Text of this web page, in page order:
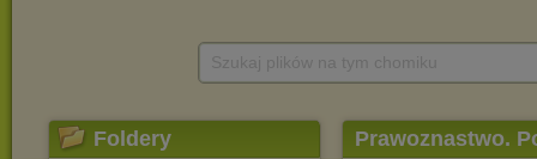
Foldery Prawoznastwo.